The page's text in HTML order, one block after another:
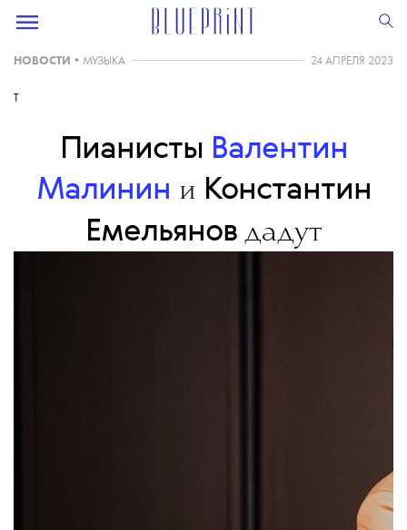
НОВОСТИ • МУЗЫКА 24 АПРЕЛЯ 2023
T
Пианисты Валентин
Малинин и Константин
Емельянов дадут